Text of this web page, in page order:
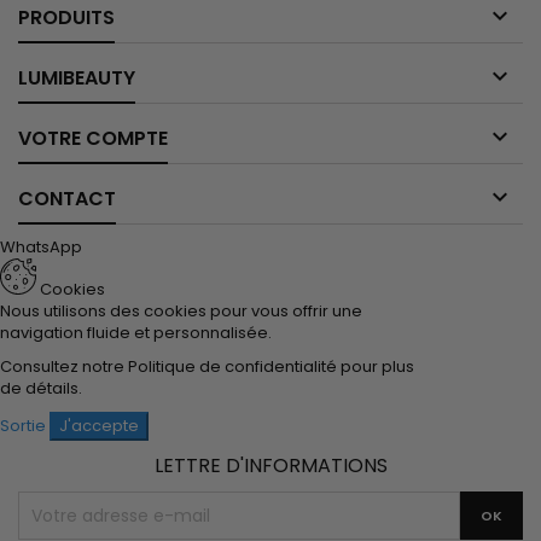
PRODUITS 
LUMIBEAUTY 
VOTRE COMPTE 
CONTACT 
WhatsApp
Cookies
Nous utilisons des cookies pour vous offrir une
navigation fluide et personnalisée.
Consultez notre Politique de confidentialité pour plus
de détails.
Sortie
J'accepte
LETTRE D'INFORMATIONS